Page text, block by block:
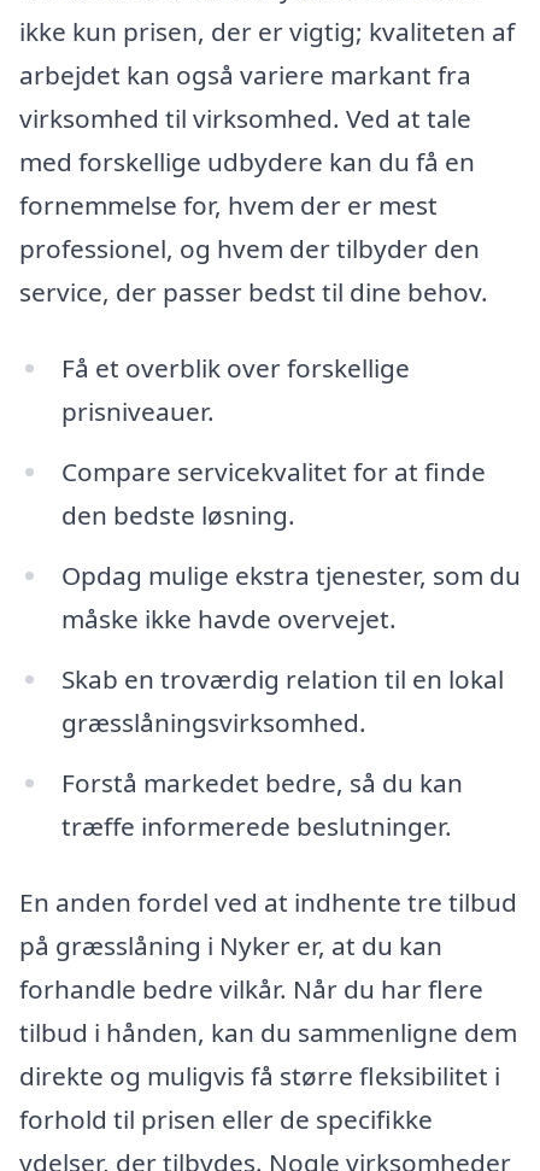
ikke kun prisen, der er vigtig; kvaliteten af
arbejdet kan også variere markant fra
virksomhed til virksomhed. Ved at tale
med forskellige udbydere kan du få en
fornemmelse for, hvem der er mest
professionel, og hvem der tilbyder den
service, der passer bedst til dine behov.
Få et overblik over forskellige
prisniveauer.
Compare servicekvalitet for at finde
den bedste løsning.
Opdag mulige ekstra tjenester, som du
måske ikke havde overvejet.
Skab en troværdig relation til en lokal
græsslåningsvirksomhed.
Forstå markedet bedre, så du kan
træffe informerede beslutninger.
En anden fordel ved at indhente tre tilbud
på græsslåning i Nyker er, at du kan
forhandle bedre vilkår. Når du har flere
tilbud i hånden, kan du sammenligne dem
direkte og muligvis få større fleksibilitet i
forhold til prisen eller de specifikke
ydelser, der tilbydes. Nogle virksomheder